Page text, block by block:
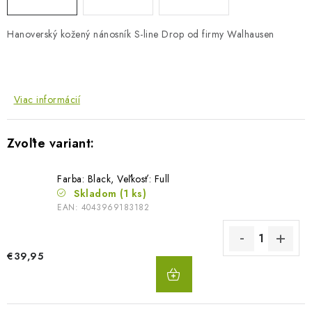
Obchodné podmienky
Dodacie podmienky
Podmienky ochrany osobných údajov
Napíšte nám
Hanoverský kožený nánosník S-line Drop od firmy Walhausen
Viac informácií
Farba: Black, Veľkosť: Full
Skladom (1 ks)
EAN: 4043969183182
€39,95